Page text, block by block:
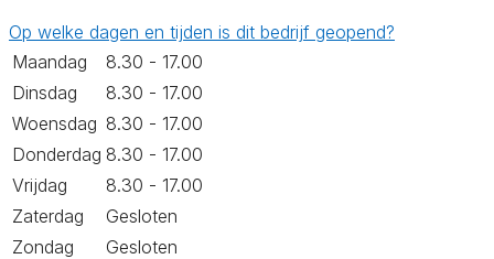
Op welke dagen en tijden is dit bedrijf geopend?
Maandag
8.30 - 17.00
Dinsdag
8.30 - 17.00
Woensdag 8.30 - 17.00
Donderdag 8.30 - 17.00
Vrijdag
8.30 - 17.00
Zaterdag
Gesloten
Zondag
Gesloten